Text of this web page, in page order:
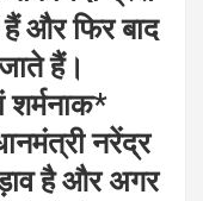
और फिर बाद
हैं।
शर्मनाक*
नरेंद्र
है और अगर